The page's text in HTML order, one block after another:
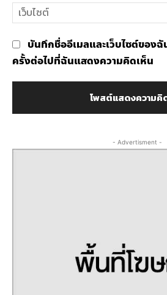
บันทึกชื่ออีเมลและเว็บไซต์ของฉั
ครั้งต่อไปที่ฉันแสดงความคิดเห็น
- Advertisment -